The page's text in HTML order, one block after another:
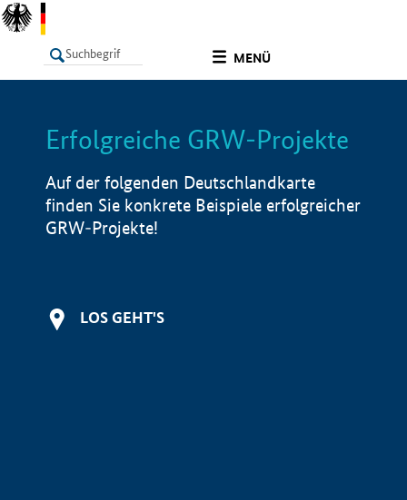
MENÜ
LISTE Info
Erfolgreiche GRW-Projekte
Auf der folgenden Deutschlandkarte
finden Sie konkrete Beispiele erfolgreicher
GRW-Projekte!
LOS GEHT'S